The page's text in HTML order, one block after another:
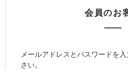
会員のお
メールアドレスとパスワードを
さい。